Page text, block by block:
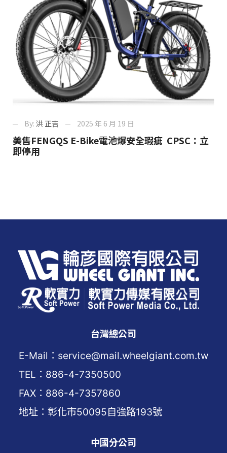
By: 洪 正吉 2025 年 6 月 19 日
美售FENGQS E-Bike電池爆安全瑕疵 CPSC：立
即停用
台灣總公司
E-Mail：service@mail.wheelgiant.com.tw
TEL：886-4-7350500
FAX：886-4-7357860
地址：彰化市50095自強路193號
中國分公司